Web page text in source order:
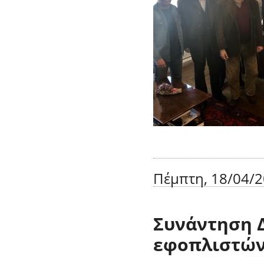
Πέμπτη, 18/04/
Συνάντηση